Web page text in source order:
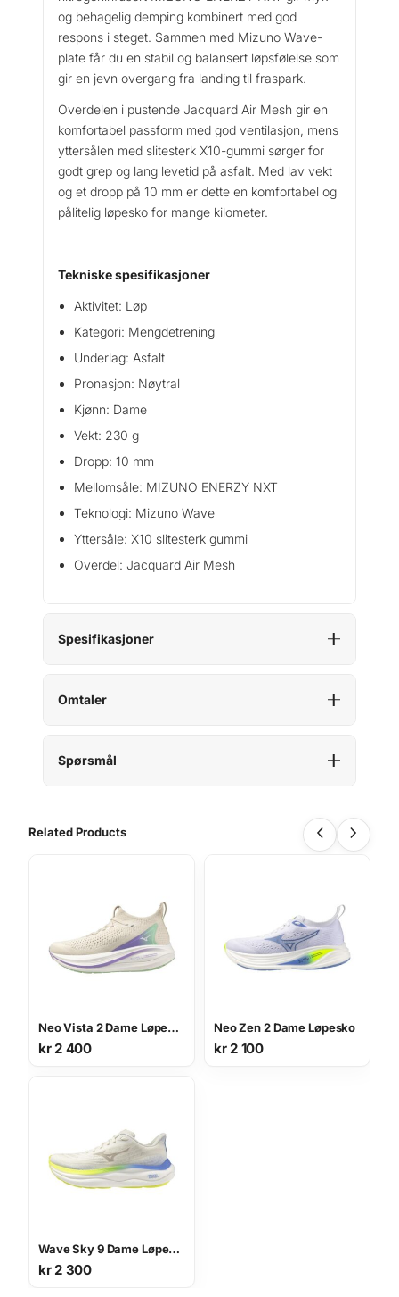
og behagelig demping kombinert med god
respons i steget. Sammen med Mizuno Wave-
plate får du en stabil og balansert løpsfølelse som
gir en jevn overgang fra landing til fraspark.
Overdelen i pustende Jacquard Air Mesh gir en
komfortabel passform med god ventilasjon, mens
yttersålen med slitesterk X10-gummi sørger for
godt grep og lang levetid på asfalt. Med lav vekt
og et dropp på 10 mm er dette en komfortabel og
pålitelig løpesko for mange kilometer.
Tekniske spesifikasjoner
Aktivitet: Løp
Kategori: Mengdetrening
Underlag: Asfalt
Pronasjon: Nøytral
Kjønn: Dame
Vekt: 230 g
Dropp: 10 mm
Mellomsåle: MIZUNO ENERZY NXT
Teknologi: Mizuno Wave
Yttersåle: X10 slitesterk gummi
Overdel: Jacquard Air Mesh
Spesifikasjoner
Omtaler
Spørsmål
Related Products
Neo Vista 2 Dame Løpesko
kr2 400
Neo Zen 2 Dame Løpesko
kr2 100
Wave Sky 9 Dame Løpesko
kr2 300